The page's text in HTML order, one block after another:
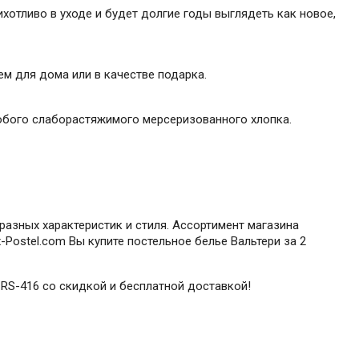
в уходе и будет долгие годы выглядеть как новое,
для дома или в качестве подарка.
слаборастяжимого мерсеризованного хлопка.
характеристик и стиля. Ассортимент магазина
Вы купите постельное белье Вальтери за 2
416 со скидкой и бесплатной доставкой!